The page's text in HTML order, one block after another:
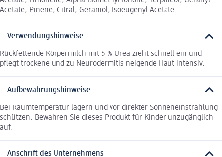
Acetate, Pinene, Citral, Geraniol, Isoeugenyl Acetate.
Verwendungshinweise
Rückfettende Körpermilch mit 5 % Urea zieht schnell ein und
pflegt trockene und zu Neurodermitis neigende Haut intensiv.
Aufbewahrungshinweise
Bei Raumtemperatur lagern und vor direkter Sonneneinstrahlung
schützen. Bewahren Sie dieses Produkt für Kinder unzugänglich
auf.
Anschrift des Unternehmens